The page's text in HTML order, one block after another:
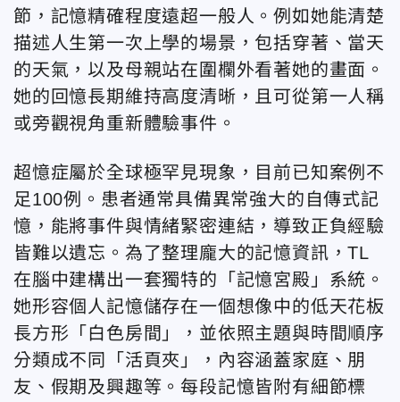
節，記憶精確程度遠超一般人。例如她能清楚
描述人生第一次上學的場景，包括穿著、當天
的天氣，以及母親站在圍欄外看著她的畫面。
她的回憶長期維持高度清晰，且可從第一人稱
或旁觀視角重新體驗事件。
超憶症屬於全球極罕見現象，目前已知案例不
足100例。患者通常具備異常強大的自傳式記
憶，能將事件與情緒緊密連結，導致正負經驗
皆難以遺忘。為了整理龐大的記憶資訊，TL
在腦中建構出一套獨特的「記憶宮殿」系統。
她形容個人記憶儲存在一個想像中的低天花板
長方形「白色房間」，並依照主題與時間順序
分類成不同「活頁夾」，內容涵蓋家庭、朋
友、假期及興趣等。每段記憶皆附有細節標